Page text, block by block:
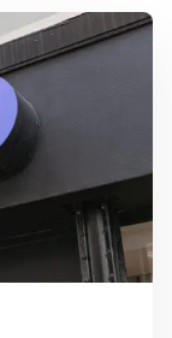
zijn gelekt